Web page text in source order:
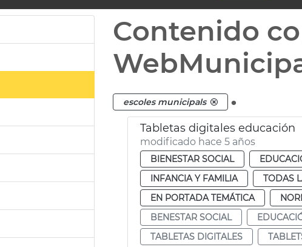
Contenido
escoles municipals .
Tabletas digitales educación
modificado hace 5 años
BIENESTAR SOCIAL
INFANCIA Y FAMILIA
TODAS
EN PORTADA TEMÁTICA
BENESTAR SOCIAL
TABLETAS DIGITALES